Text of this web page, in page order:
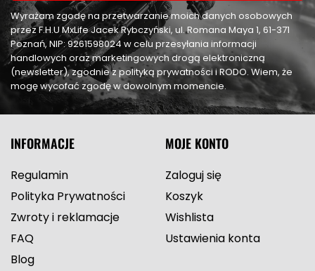
Wyrażam zgodę na przetwarzanie moich danych osobowych
przez F.H.U MxLife Jacek Rybczyński, ul. Romana Maya 1, 61-371
Poznań, NIP: 9261598024 w celu przesyłania informacji
handlowych oraz marketingowych drogą elektroniczną
(newsletter), zgodnie z polityką prywatności i RODO. Wiem, że
mogę wycofać zgodę w dowolnym momencie.
INFORMACJE
Regulamin
Polityka Prywatności
Zwroty i reklamacje
FAQ
Blog
MOJE KONTO
Zaloguj się
Koszyk
Wishlista
Ustawienia konta